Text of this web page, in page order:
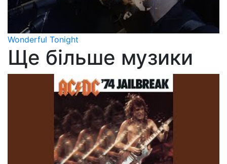
Wonderful Tonight
Ще більше музики